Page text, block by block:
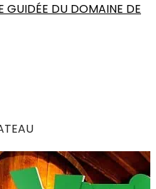
GUIDÉE DU DOMAINE DE